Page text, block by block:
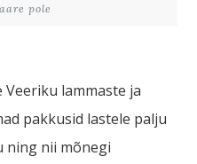
pole
lammaste ja
pakkusid lastele palju
ning nii mõnegi